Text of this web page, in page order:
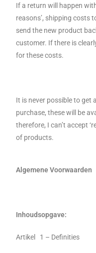
If a return will happen
reasons’, shipping costs
send the new product
customer. If there is
for these costs.
It is never possible to
purchase, these will be
therefore, I can’t accept
of products.
Algemene Voorwaarden
Inhoudsopgave:
Artikel 1 – Definities